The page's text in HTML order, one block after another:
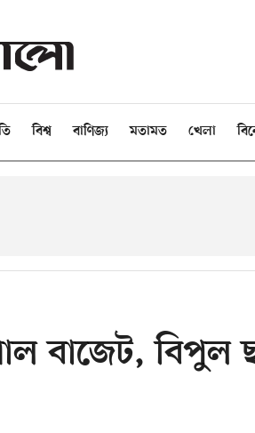
বিশ্ব বাণিজ্য মতামত খেলা
বাজেট, বিপুল